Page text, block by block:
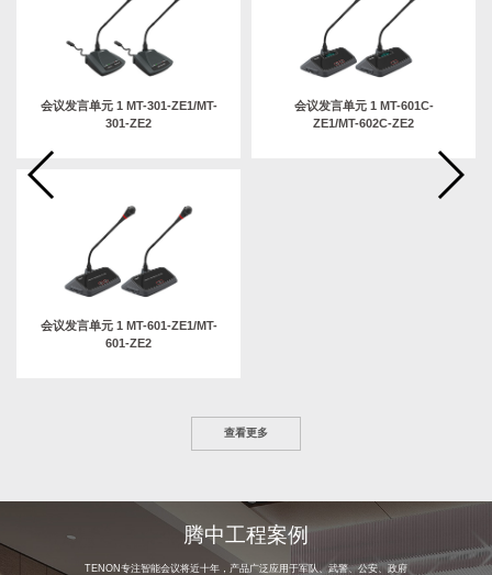
会议发言单元 1 MT-301-ZE1/MT-
301-ZE2
会议发言单元 1 MT-601-ZE1/MT-
601-ZE2
会议发言单元 1 MT-601C-
ZE1/MT-602C-ZE2
查看更多
腾中工程案例
TENON专注智能会议将近十年，产品广泛应用于军队、武警、公安、政府